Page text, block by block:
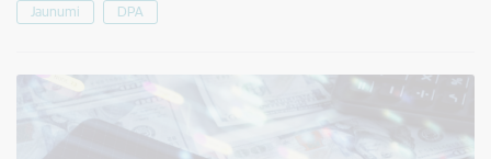
Jaunumi DPA